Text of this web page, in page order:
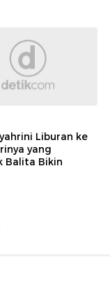
Liburan ke
yang
Balita Bikin